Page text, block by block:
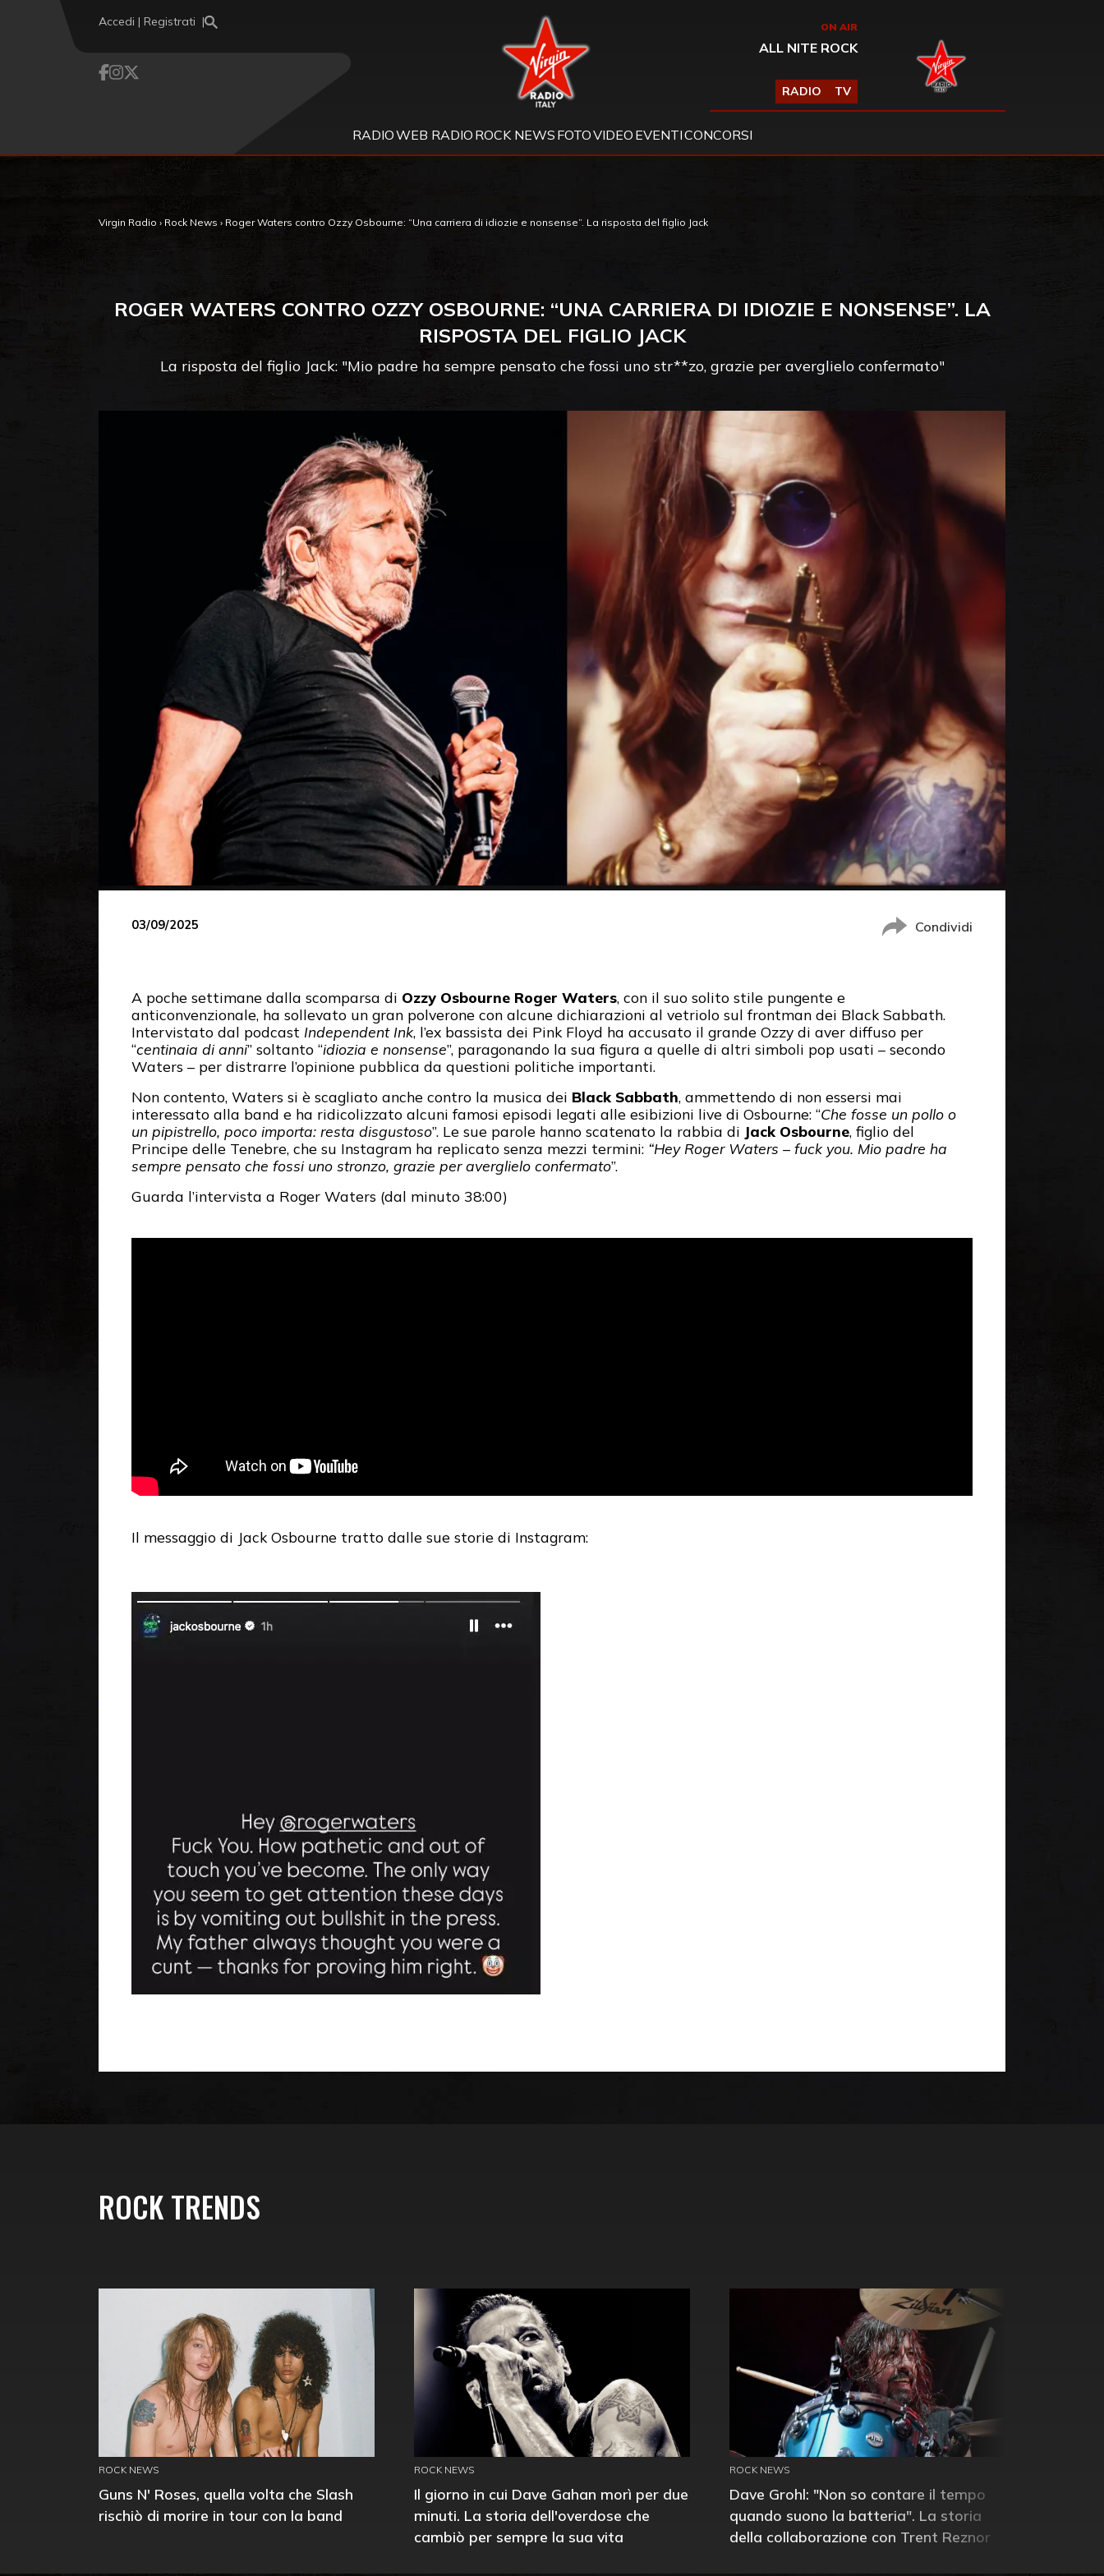
Accedi | Registrati Virgin Radio ON AIR
ALL NITE ROCK
RADIO TV
RADIOWEB RADIO ROCK NEWS FOTOVIDEO EVENTICONCORSI
Virgin Radio › Rock News › Roger Waters contro Ozzy Osbourne: “Una carriera di idiozie e nonsense”. La risposta del figlio Jack
ROGER WATERS CONTRO OZZY OSBOURNE: “UNA CARRIERA DI IDIOZIE E NONSENSE”. LA
RISPOSTA DEL FIGLIO JACK
La risposta del figlio Jack: "Mio padre ha sempre pensato che fossi uno str**zo, grazie per averglielo confermato"
03/09/2025 Condividi
A poche settimane dalla scomparsa di Ozzy Osbourne Roger Waters, con il suo solito stile pungente e
anticonvenzionale, ha sollevato un gran polverone con alcune dichiarazioni al vetriolo sul frontman dei Black Sabbath.
Intervistato dal podcast Independent Ink, l’ex bassista dei Pink Floyd ha accusato il grande Ozzy di aver diffuso per
“centinaia di anni” soltanto “idiozia e nonsense”, paragonando la sua figura a quelle di altri simboli pop usati – secondo
Waters – per distrarre l’opinione pubblica da questioni politiche importanti.
Non contento, Waters si è scagliato anche contro la musica dei Black Sabbath, ammettendo di non essersi mai
interessato alla band e ha ridicolizzato alcuni famosi episodi legati alle esibizioni live di Osbourne: “Che fosse un pollo o
un pipistrello, poco importa: resta disgustoso”. Le sue parole hanno scatenato la rabbia di Jack Osbourne, figlio del
Principe delle Tenebre, che su Instagram ha replicato senza mezzi termini: “Hey Roger Waters – fuck you. Mio padre ha
sempre pensato che fossi uno stronzo, grazie per averglielo confermato”.
Guarda l’intervista a Roger Waters (dal minuto 38:00)
Il messaggio di Jack Osbourne tratto dalle sue storie di Instagram:
ROCK TRENDS
ROCK NEWS
Guns N' Roses, quella volta che Slash
rischiò di morire in tour con la band
ROCK NEWS
Il giorno in cui Dave Gahan morì per due
minuti. La storia dell'overdose che
cambiò per sempre la sua vita
ROCK NEWS
Dave Grohl: "Non so contare il tempo
quando suono la batteria". La storia
della collaborazione con Trent Reznor